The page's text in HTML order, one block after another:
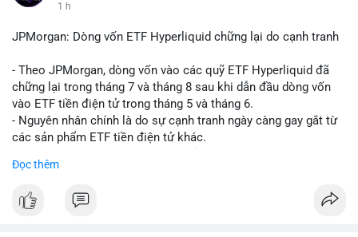
1 h
JPMorgan: Dòng vốn ETF Hyperliquid chững lại do cạnh tranh
- Theo JPMorgan, dòng vốn vào các quỹ ETF Hyperliquid đã
chững lại trong tháng 7 và tháng 8 sau khi dẫn đầu dòng vốn
vào ETF tiền điện tử trong tháng 5 và tháng 6.
- Nguyên nhân chính là do sự cạnh tranh ngày càng gay gắt từ
các sản phẩm ETF tiền điện tử khác.
Hyperliquid có thể đã giảm bớt, ảnh hưởng đến dòng vốn và
- Nhà đầu tư cần theo dõi sát sao diễn biến thị trường và các
Đọc thêm